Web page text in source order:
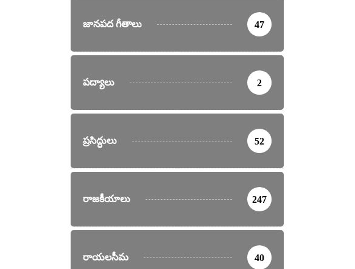
జానపద గీతాలు 47
పద్యాలు 2
ప్రసిద్ధులు 52
రాజకీయాలు 247
రాయలసీమ 40